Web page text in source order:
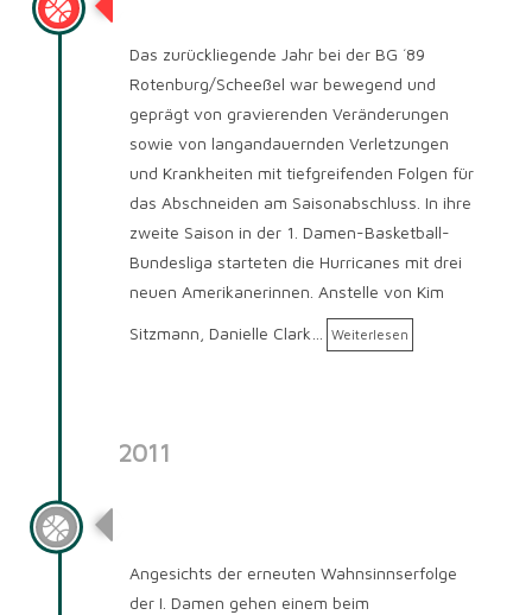
Das zurückliegende Jahr bei der BG ´89
Rotenburg/Scheeßel war bewegend und
geprägt von gravierenden Veränderungen
sowie von langandauernden Verletzungen
und Krankheiten mit tiefgreifenden Folgen für
das Abschneiden am Saisonabschluss. In ihre
zweite Saison in der 1. Damen-Basketball-
Bundesliga starteten die Hurricanes mit drei
neuen Amerikanerinnen. Anstelle von Kim
Sitzmann, Danielle Clark… Weiterlesen
2011
Angesichts der erneuten Wahnsinnserfolge
der I. Damen gehen einem beim